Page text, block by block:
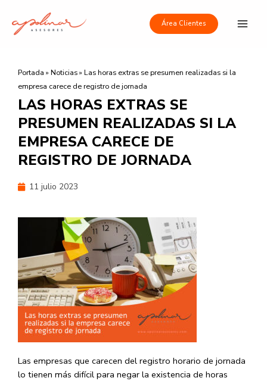
contenido
Área Clientes
Portada » Noticias» Las horas extras se presumen realizadas si la
empresa carece de registro de jornada
LAS HORAS EXTRAS SE
PRESUMEN REALIZADAS SI LA
EMPRESA CARECE DE
REGISTRO DE JORNADA
11 julio 2023
Las empresas que carecen del registro horario de jornada
lo tienen más difícil para negar la existencia de horas